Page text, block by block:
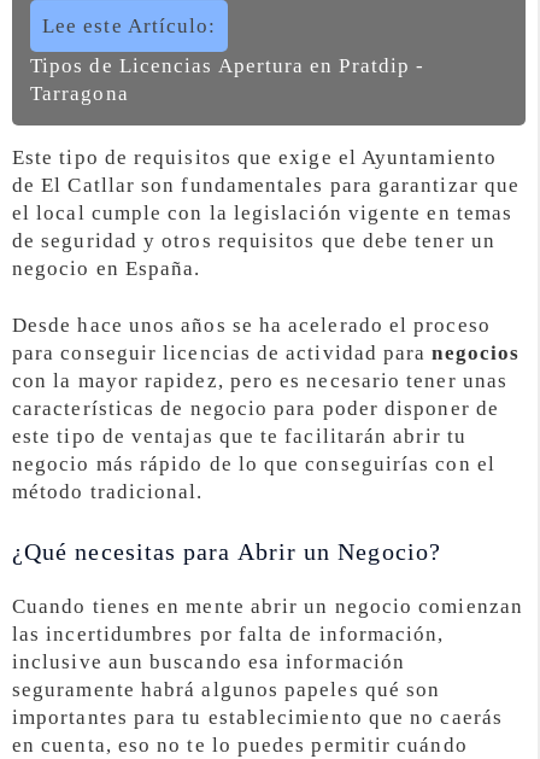
Lee este Artículo:
Tipos de Licencias Apertura en Pratdip -
Tarragona
Este tipo de requisitos que exige el Ayuntamiento
de El Catllar son fundamentales para garantizar que
el local cumple con la legislación vigente en temas
de seguridad y otros requisitos que debe tener un
negocio en España.
Desde hace unos años se ha acelerado el proceso
para conseguir licencias de actividad paranegocios
con la mayor rapidez, pero es necesario tener unas
características de negocio para poder disponer de
este tipo de ventajas que te facilitarán abrir tu
negocio más rápido de lo que conseguirías con el
método tradicional.
¿Qué necesitas para Abrir un Negocio?
Cuando tienes en mente abrir un negocio comienzan
las incertidumbres por falta de información,
inclusive aun buscando esa información
seguramente habrá algunos papeles qué son
importantes para tu establecimiento que no caerás
en cuenta, eso no te lo puedes permitir cuándo